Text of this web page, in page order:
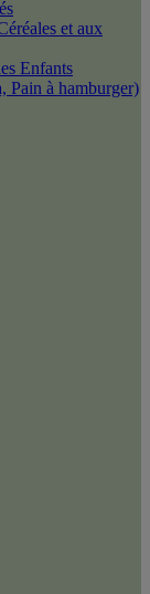
et aux
Enfants
Pain à hamburger)